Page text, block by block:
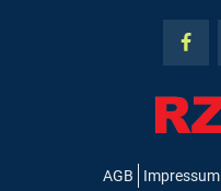
AGB Impressum